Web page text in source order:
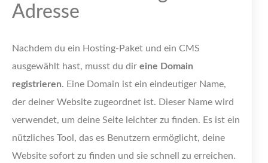
Adresse
Nachdem du ein Hosting-Paket und ein CMS
ausgewählt hast, musst du dir eine Domain
registrieren. Eine Domain ist ein eindeutiger Name,
der deiner Website zugeordnet ist. Dieser Name wird
verwendet, um deine Seite leichter zu finden. Es ist ein
nützliches Tool, das es Benutzern ermöglicht, deine
Website sofort zu finden und sie schnell zu erreichen.